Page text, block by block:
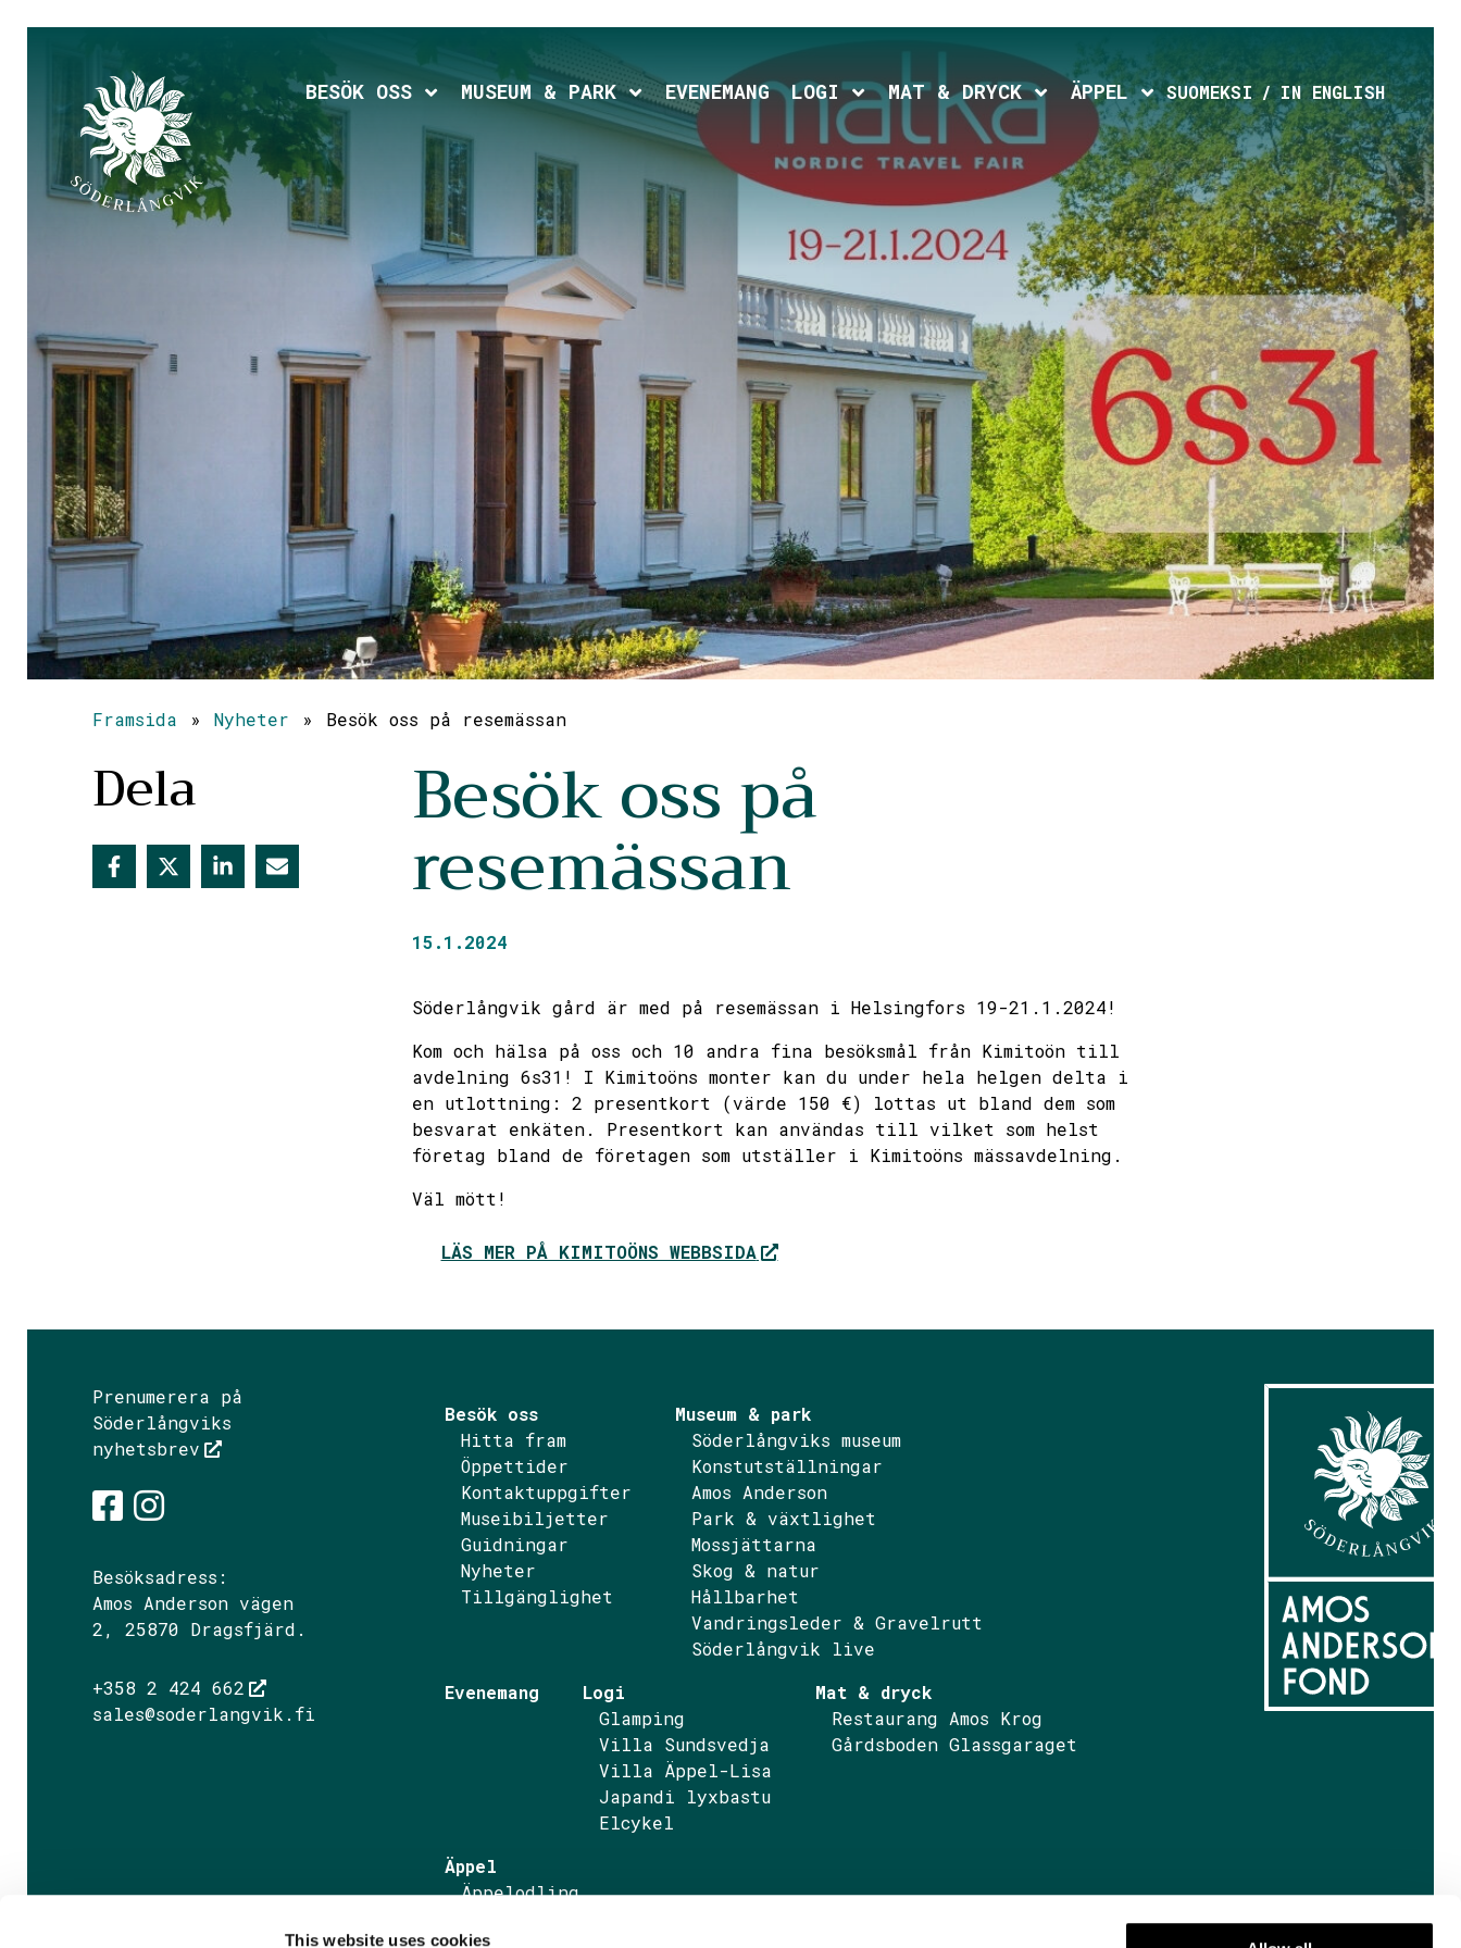
This website uses cookies
BESÖK OSS Expand child menu
MUSEUM & PARK Expand child menu
EVENEMANG LOGI Expand child menu
MAT & DRYCK Expand child menu
ÄPPEL Expand child menu
SUOMEKSI IN ENGLISH
Framsida » Nyheter » Besök oss på resemässan
Dela Besök oss på
resemässan
15.1.2024
Söderlångvik gård är med på resemässan i Helsingfors 19-21.1.2024!
Kom och hälsa på oss och 10 andra fina besöksmål från Kimitoön till
avdelning 6s31! I Kimitoöns monter kan du under hela helgen delta i
en utlottning: 2 presentkort (värde 150 €) lottas ut bland dem som
besvarat enkäten. Presentkort kan användas till vilket som helst
företag bland de företagen som utställer i Kimitoöns mässavdelning.
Väl mött!
LÄS MER PÅ KIMITOÖNS WEBBSIDA
Prenumerera på
Söderlångviks
nyhetsbrev
Söderlångvik på Facebook
Söderlångvik på Instagram
Besöksadress:
Amos Anderson vägen
2, 25870 Dragsfjärd.
+358 2 424 662
sales@soderlangvik.fi
Besök oss
Hitta fram
Öppettider
Kontaktuppgifter
Museibiljetter
Guidningar
Nyheter
Tillgänglighet
Museum & park
Söderlångviks museum
Konstutställningar
Amos Anderson
Park & växtlighet
Mossjättarna
Skog & natur
Hållbarhet
Vandringsleder & Gravelrutt
Söderlångvik live
Evenemang
Logi
Glamping
Villa Sundsvedja
Villa Äppel-Lisa
Japandi lyxbastu
Elcykel
Mat & dryck
Restaurang Amos Krog
Gårdsboden Glassgaraget
Äppel
Äppelodling